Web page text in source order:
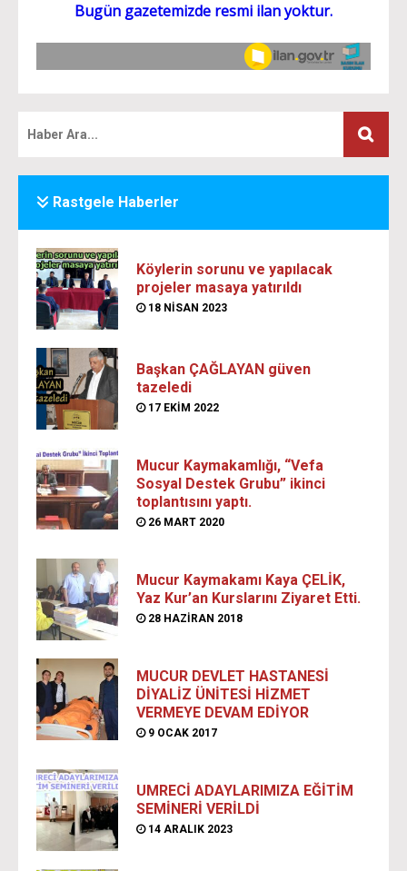
Rastgele Haberler
Köylerin sorunu ve yapılacak
projeler masaya yatırıldı
18 NISAN 2023
Başkan ÇAĞLAYAN güven
tazeledi
17 EKIM 2022
Mucur Kaymakamlığı, “Vefa
Sosyal Destek Grubu” ikinci
toplantısını yaptı.
26 MART 2020
Mucur Kaymakamı Kaya ÇELİK,
Yaz Kur’an Kurslarını Ziyaret Etti.
28 HAZIRAN 2018
MUCUR DEVLET HASTANESİ
DİYALİZ ÜNİTESİ HİZMET
VERMEYE DEVAM EDİYOR
9 OCAK 2017
UMRECİ ADAYLARIMIZA EĞİTİM
SEMİNERİ VERİLDİ
14 ARALIK 2023